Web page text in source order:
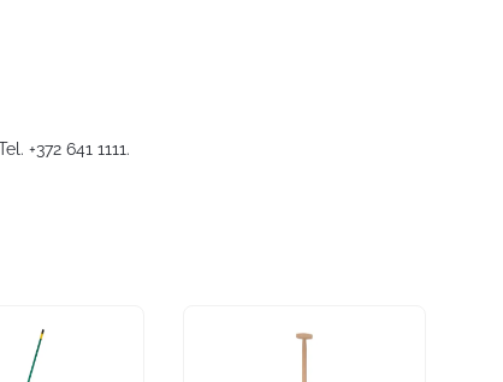
Tel. +372 641 1111.